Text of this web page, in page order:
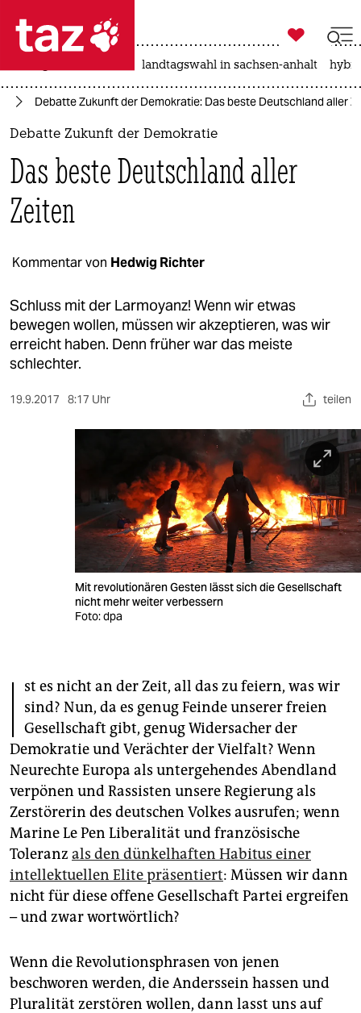
 taz zahl ich
taz zahl ich
politik
öko
gesellschaft
sport
berlin
nord
wahrheit
veranstaltungen
fragen & hilfe
genossenschaft
epaper login

taz zahl ich
landtagswahl in sachsen-anhalt
Debatte Zukunft der Demokratie: Das beste Deutschland aller
Debatte Zukunft der Demokratie
Das beste Deutschland aller
Zeiten
Kommentar von Hedwig Richter
Schluss mit der Larmoyanz! Wenn wir etwas
bewegen wollen, müssen wir akzeptieren, was wir
erreicht haben. Denn früher war das meiste
schlechter.
19.9.2017 8:17 Uhr teilen
Mit revolutionären Gesten lässt sich die Gesellschaft
nicht mehr weiter verbessern
Foto: dpa
I
st es nicht an der Zeit, all das zu feiern, was wir
sind? Nun, da es genug Feinde unserer freien
Gesellschaft gibt, genug Widersacher der
Demokratie und Verächter der Vielfalt? Wenn
Neurechte Europa als untergehendes Abendland
verpönen und Rassisten unsere Regierung als
Zerstörerin des deutschen Volkes ausrufen; wenn
Marine Le Pen Liberalität und französische
Toleranz als den dünkelhaften Habitus einer
intellektuellen Elite präsentiert: Müssen wir dann
nicht für diese offene Gesellschaft Partei ergreifen
– und zwar wortwörtlich?
Wenn die Revolutionsphrasen von jenen
beschworen werden, die Anderssein hassen und
Pluralität zerstören wollen, dann lasst uns auf